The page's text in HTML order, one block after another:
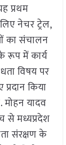
प्रथम
नेचर ट्रेल,
का संचालन
रूप में कार्य
विषय पर
किया
मोहन यादव
से मध्यप्रदेश
संरक्षण के